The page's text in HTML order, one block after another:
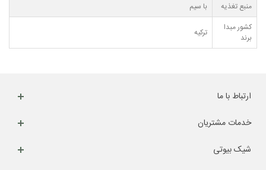
منبع تغذیه
با سیم
کشور مبدا
برند
ترکیه
ارتباط با ما
خدمات مشتریان
شیک بیوتی